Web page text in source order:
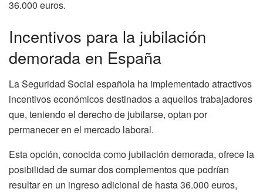
36.000 euros.
Incentivos para la jubilación
demorada en España
La Seguridad Social española ha implementado atractivos
incentivos económicos destinados a aquellos trabajadores
que, teniendo el derecho de jubilarse, optan por
permanecer en el mercado laboral.
Esta opción, conocida como jubilación demorada, ofrece la
posibilidad de sumar dos complementos que podrían
resultar en un ingreso adicional de hasta 36.000 euros,